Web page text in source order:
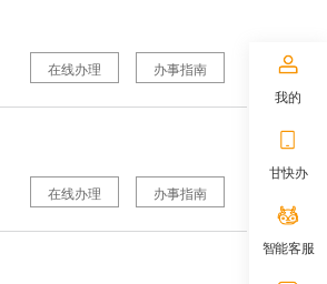
办事指南
在线办理
办事指南
在线办理
我的
甘快办
智能客服